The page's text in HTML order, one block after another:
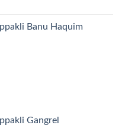
Banu Haquim
Gangrel